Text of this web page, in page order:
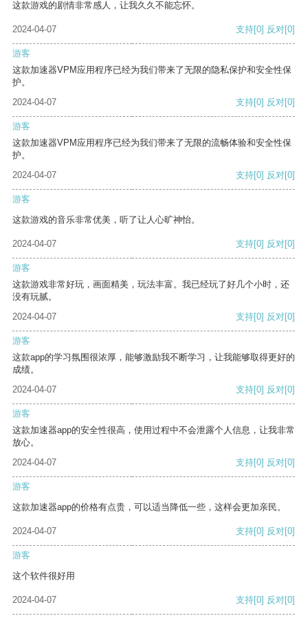
这款游戏的剧情非常感人，让我久久不能忘怀。
2024-04-07 支持[0] 反对[0]
游客
这款加速器VPM应用程序已经为我们带来了无限的隐私保护和安全性保
护。
2024-04-07
支持[0] 反对[0]
游客
这款加速器VPM应用程序已经为我们带来了无限的流畅体验和安全性保
护。
2024-04-07
支持[0] 反对[0]
游客
这款游戏的音乐非常优美，听了让人心旷神怡。
2024-04-07 支持[0] 反对[0]
游客
这款游戏非常好玩，画面精美，玩法丰富。我已经玩了好几个小时，还
没有玩腻。
2024-04-07
支持[0] 反对[0]
游客
这款app的学习氛围很浓厚，能够激励我不断学习，让我能够取得更好的
成绩。
2024-04-07
支持[0] 反对[0]
游客
这款加速器app的安全性很高，使用过程中不会泄露个人信息，让我非常
放心。
2024-04-07
支持[0] 反对[0]
游客
这款加速器app的价格有点贵，可以适当降低一些，这样会更加亲民。
2024-04-07 支持[0] 反对[0]
游客
这个软件很好用
2024-04-07 支持[0] 反对[0]